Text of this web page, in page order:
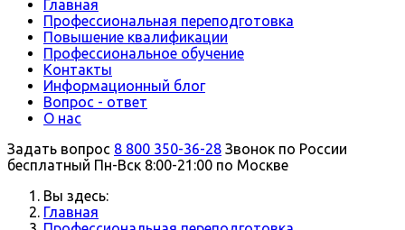
Главная
Профессиональная переподготовка
Повышение квалификации
Профессиональное обучение
Контакты
Информационный блог
Вопрос - ответ
О нас
Задать вопрос 8 800 350-36-28 Звонок по России
бесплатный Пн-Вск 8:00-21:00 по Москве
Вы здесь:
Главная